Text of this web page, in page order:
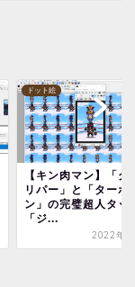
ドット絵
【キン肉マン】「グ
リパー」と「ターボ
ン」の完璧超人タッ
「ジ...
2022年3